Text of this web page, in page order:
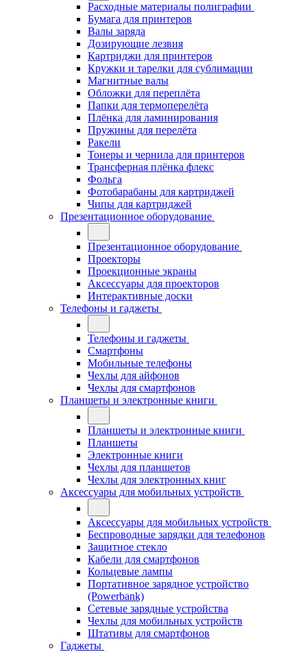
Расходные материалы полиграфии
Бумага для принтеров
Валы заряда
Дозирующие лезвия
Картриджи для принтеров
Кружки и тарелки для сублимации
Магнитные валы
Обложки для переплёта
Папки для термоперелёта
Плёнка для ламинирования
Пружины для перелёта
Ракели
Тонеры и чернила для принтеров
Трансферная плёнка флекс
Фольга
Фотобарабаны для картриджей
Чипы для картриджей
Презентационное оборудование
Презентационное оборудование
Проекторы
Проекционные экраны
Аксессуары для проекторов
Интерактивные доски
Телефоны и гаджеты
Телефоны и гаджеты
Смартфоны
Мобильные телефоны
Чехлы для айфонов
Чехлы для смартфонов
Планшеты и электронные книги
Планшеты и электронные книги
Планшеты
Электронные книги
Чехлы для планшетов
Чехлы для электронных книг
Аксессуары для мобильных устройств
Аксессуары для мобильных устройств
Беспроводные зарядки для телефонов
Защитное стекло
Кабели для смартфонов
Кольцевые лампы
Портативное зарядное устройство
(Powerbank)
Сетевые зарядные устройства
Чехлы для мобильных устройств
Штативы для смартфонов
Гаджеты